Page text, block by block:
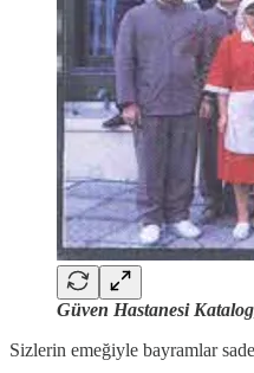
Güven Hastanesi
Sizlerin emeğiyle bayramlar